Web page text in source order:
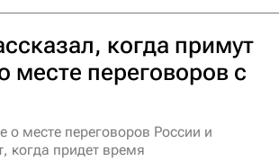
когда примут
месте переговоров с
о месте переговоров России и
когда придет время